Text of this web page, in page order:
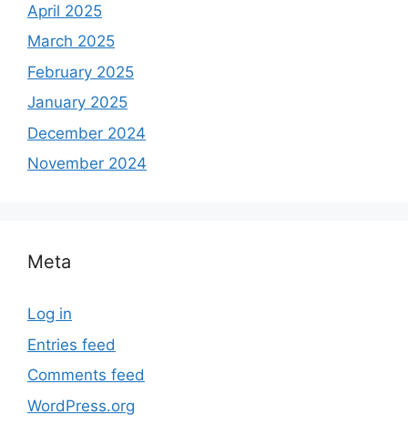
April 2025
March 2025
February 2025
January 2025
December 2024
November 2024
Meta
Log in
Entries feed
Comments feed
WordPress.org